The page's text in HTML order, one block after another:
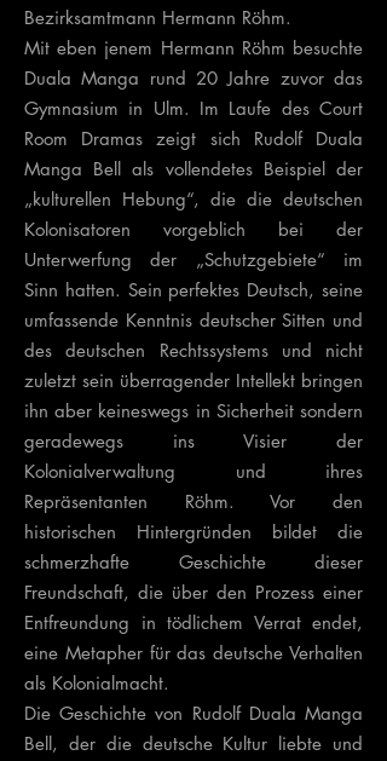
Bezirksamtmann Hermann Röhm.
Mit eben jenem Hermann Röhm besuchte
Duala Manga rund 20 Jahre zuvor das
Gymnasium in Ulm. Im Laufe des Court
Room Dramas zeigt sich Rudolf Duala
Manga Bell als vollendetes Beispiel der
„kulturellen Hebung“, die die deutschen
Kolonisatoren vorgeblich bei der
Unterwerfung der „Schutzgebiete“ im
Sinn hatten. Sein perfektes Deutsch, seine
umfassende Kenntnis deutscher Sitten und
des deutschen Rechtssystems und nicht
zuletzt sein überragender Intellekt bringen
ihn aber keineswegs in Sicherheit sondern
geradewegs ins Visier der
Kolonialverwaltung und ihres
Repräsentanten Röhm. Vor den
historischen Hintergründen bildet die
schmerzhafte Geschichte dieser
Freundschaft, die über den Prozess einer
Entfreundung in tödlichem Verrat endet,
eine Metapher für das deutsche Verhalten
als Kolonialmacht.
Die Geschichte von Rudolf Duala Manga
Bell, der die deutsche Kultur liebte und